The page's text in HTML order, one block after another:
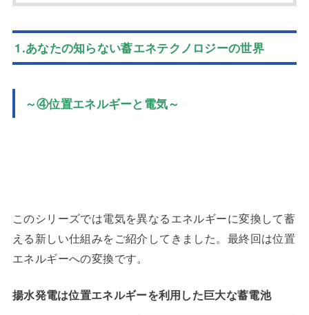
1.あなたの知らない蓄エネテクノロジーの世界
～④位置エネルギーと電気～
このシリーズでは電気を異なるエネルギーに変換して蓄
える新しい仕組みをご紹介してきました。最終回は位置
エネルギーへの変換です。
揚水発電は位置エネルギーを利用した巨大な蓄電池